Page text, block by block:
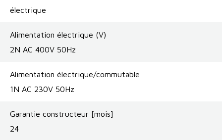
électrique
Alimentation électrique (V)
2N AC 400V 50Hz
Alimentation électrique/commutable
1N AC 230V 50Hz
Garantie constructeur [mois]
24